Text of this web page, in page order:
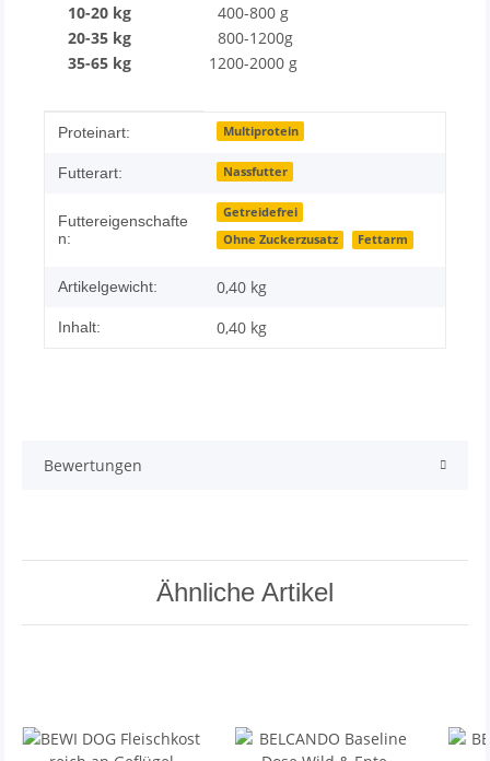
10-20 kg
400-800 g
20-35 kg
800-1200g
35-65 kg
1200-2000 g
Produkteigenschaft
Wert
Proteinart: Multiprotein
Futterart: Nassfutter
Futtereigenschafte
n:
Getreidefrei
Ohne Zuckerzusatz
Fettarm
Artikelgewicht: 0,40 kg
Inhalt: 0,40 kg
Bewertungen
Ähnliche Artikel